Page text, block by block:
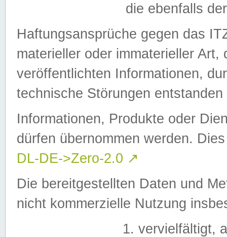
die ebenfalls
Haftungsansprüche gegen das
materieller oder immaterieller
veröffentlichten Informationen,
technische Störungen
Informationen, Produkte oder
dürfen übernommen werden.
DL-DE->Zero-2.0 ↗
Die bereitgestellten Daten und
nicht kommerzielle Nutzung
vervielfältigt,